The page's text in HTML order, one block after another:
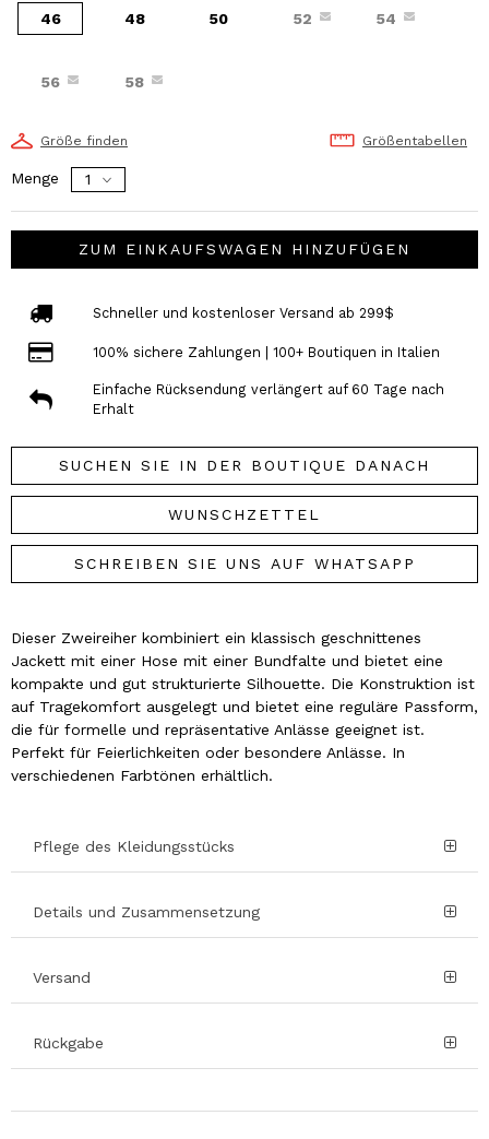
46 48 50 52 54
56 58
Größe finden Größentabellen
Menge
ZUM EINKAUFSWAGEN HINZUFÜGEN
Schneller und kostenloser Versand ab 299$
100% sichere Zahlungen | 100+ Boutiquen in Italien
Einfache Rücksendung verlängert auf 60 Tage nach
Erhalt
SUCHEN SIE IN DER BOUTIQUE DANACH
WUNSCHZETTEL
SCHREIBEN SIE UNS AUF WHATSAPP
Dieser Zweireiher kombiniert ein klassisch geschnittenes
Jackett mit einer Hose mit einer Bundfalte und bietet eine
kompakte und gut strukturierte Silhouette. Die Konstruktion ist
auf Tragekomfort ausgelegt und bietet eine reguläre Passform,
die für formelle und repräsentative Anlässe geeignet ist.
Perfekt für Feierlichkeiten oder besondere Anlässe. In
verschiedenen Farbtönen erhältlich.
Pflege des Kleidungsstücks
Details und Zusammensetzung
Versand
Rückgabe